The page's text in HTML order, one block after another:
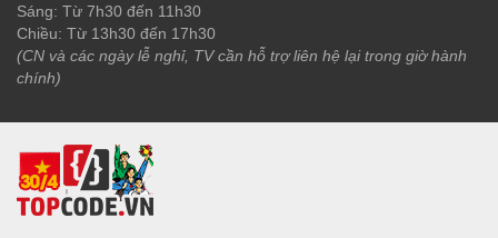
Sáng: Từ 7h30 đến 11h30
Chiều: Từ 13h30 đến 17h30
(CN và các ngày lễ nghỉ, TV cần hỗ trợ liên hệ lại trong giờ hành
chính)